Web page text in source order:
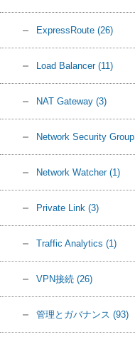
ExpressRoute (26)
Load Balancer (11)
NAT Gateway (3)
Network Security Group
Network Watcher (1)
Private Link (3)
Traffic Analytics (1)
VPN接続 (26)
管理とガバナンス (93)